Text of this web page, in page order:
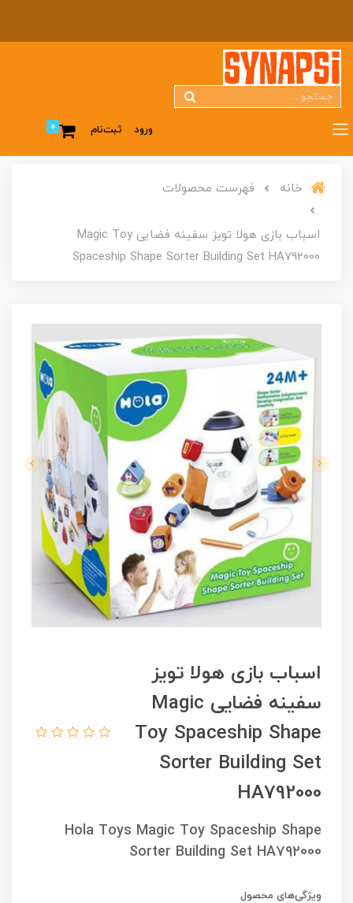
ورود ثبت‌نام 0
خانه فهرست محصولات
اسباب بازی هولا تویز سفینه فضایی Magic Toy
Spaceship Shape Sorter Building Set HA792000
اسباب بازی هولا تویز
سفینه فضایی Magic
Toy Spaceship Shape
Sorter Building Set
HA792000
Hola Toys Magic Toy Spaceship Shape
Sorter Building Set HA792000
ویژگی‌های محصول